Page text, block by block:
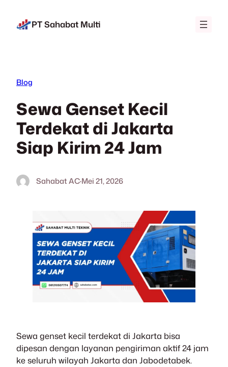
PT Sahabat Multi
Blog
Sewa Genset Kecil
Terdekat di Jakarta
Siap Kirim 24 Jam
Sahabat AC·Mei 21, 2026
Sewa genset kecil terdekat di Jakarta bisa
dipesan dengan layanan pengiriman aktif 24 jam
ke seluruh wilayah Jakarta dan Jabodetabek.